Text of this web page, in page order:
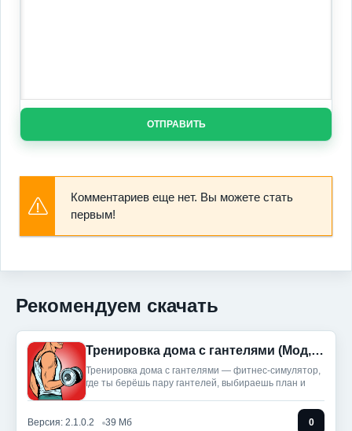
ОТПРАВИТЬ
Комментариев еще нет. Вы можете стать
первым!
Рекомендуем скачать
Тренировка дома с гантелями (Мод, Unlocked)
Тренировка дома с гантелями — фитнес‑симулятор,
где ты берёшь пару гантелей, выбираешь план и
Версия: 2.1.0.2 39 Мб 0